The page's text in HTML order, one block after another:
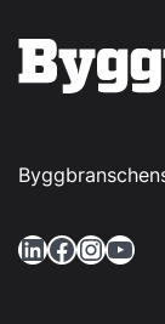
LinkedIn Facebook InstagramYouTube